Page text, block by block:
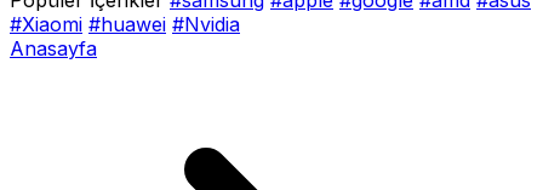
#Xiaomi #huawei #Nvidia
Anasayfa